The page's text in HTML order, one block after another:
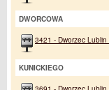
DWORCOWA
3421 - Dworzec Lublin
KUNICKIEGO